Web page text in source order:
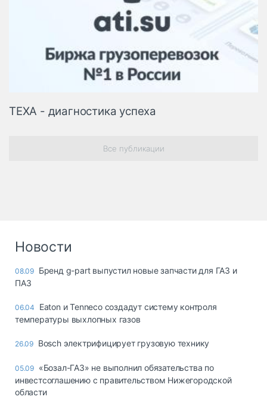
ТЕХА - диагностика успеха
Все публикации
Новости
08.09 Бренд g-part выпустил новые запчасти для ГАЗ и
ПАЗ
06.04
Eaton и Tenneco создадут систему контроля
температуры выхлопных газов
26.09 Bosch электрифицирует грузовую технику
05.09 «Бозал-ГАЗ» не выполнил обязательства по
инвестсоглашению с правительством Нижегородской
области